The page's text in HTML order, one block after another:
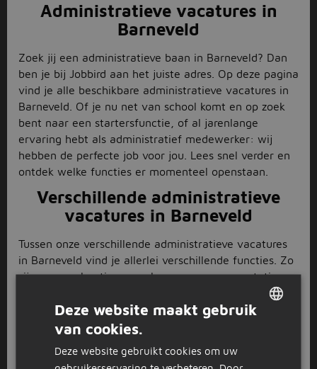
Administratieve vacatures in
Barneveld
Zoek jij een administratieve baan in Barneveld? Dan
ben je bij Jobbird aan het juiste adres. Op deze pagina
vind je alle beschikbare administratieve vacatures in
Barneveld. Of je nu net van school komt en op zoek
bent naar een startersfunctie, of al jarenlange
ervaring hebt als administratief medewerker: wij
hebben de perfecte job voor jou. Lees snel verder en
ontdek welke functies er momenteel openstaan.
Verschillende administratieve
vacatures in Barneveld
Tussen onze verschillende administratieve vacatures
in Barneveld vind je allerlei verschillende functies. Zo
zijn we regelmatig op zoek naar een representatieve
die gasten ontvangt en telefoontjes
aanneemt op een vriendelijke manier. Wil jij liever
achter de schermen werken? Dan past een functie als
Hierbij ga je aan de slag met het invoeren van
Deze website maakt gebruik
van cookies.
Deze website gebruikt cookies om uw